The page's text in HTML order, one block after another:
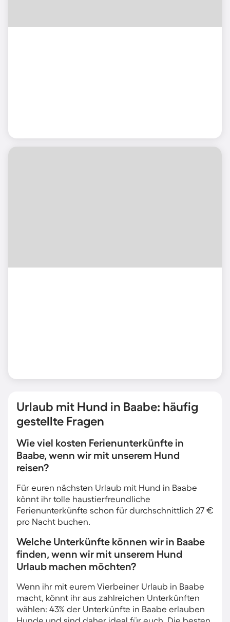
Urlaub mit Hund in Baabe: häufig
gestellte Fragen
Wie viel kosten Ferienunterkünfte in
Baabe, wenn wir mit unserem Hund
reisen?
Für euren nächsten Urlaub mit Hund in Baabe
könnt ihr tolle haustierfreundliche
Ferienunterkünfte schon für durchschnittlich 27 €
pro Nacht buchen.
Welche Unterkünfte können wir in Baabe
finden, wenn wir mit unserem Hund
Urlaub machen möchten?
Wenn ihr mit eurem Vierbeiner Urlaub in Baabe
macht, könnt ihr aus zahlreichen Unterkünften
wählen: 43% der Unterkünfte in Baabe erlauben